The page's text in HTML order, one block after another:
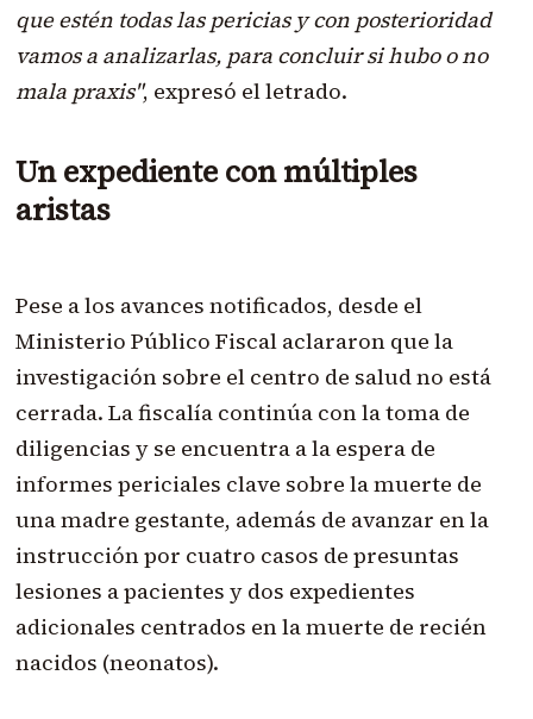
que estén todas las pericias y con posterioridad
vamos a analizarlas, para concluir si hubo o no
mala praxis", expresó el letrado.
Un expediente con múltiples
aristas
Pese a los avances notificados, desde el
Ministerio Público Fiscal aclararon que la
investigación sobre el centro de salud no está
cerrada. La fiscalía continúa con la toma de
diligencias y se encuentra a la espera de
informes periciales clave sobre la muerte de
una madre gestante, además de avanzar en la
instrucción por cuatro casos de presuntas
lesiones a pacientes y dos expedientes
adicionales centrados en la muerte de recién
nacidos (neonatos).